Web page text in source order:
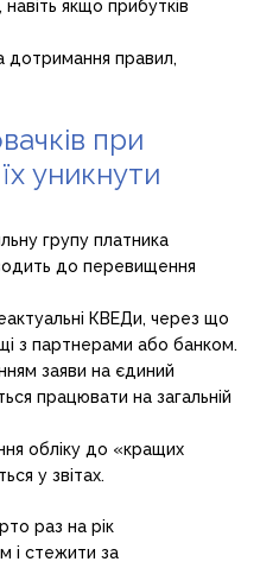
якщо прибутків
дотримання правил,
при
уникнути
групу платника
до перевищення
КВЕДи, через що
з партнерами або банком.
заяви на єдиний
працювати на загальній
обліку до «кращих
у звітах.
раз на рік
і стежити за